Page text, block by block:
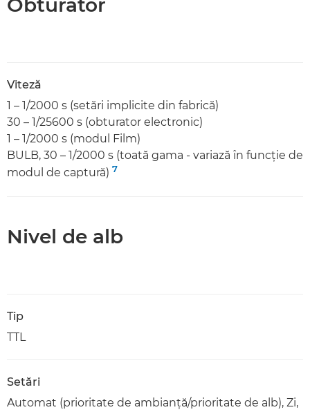
Obturator
Viteză
1 – 1/2000 s (setări implicite din fabrică)
30 – 1/25600 s (obturator electronic)
1 – 1/2000 s (modul Film)
BULB, 30 – 1/2000 s (toată gama - variază în funcţie de
modul de captură) 7
Nivel de alb
Tip
TTL
Setări
Automat (prioritate de ambianţă/prioritate de alb), Zi,